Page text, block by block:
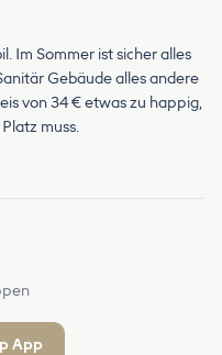
Im Sommer ist sicher alles
Gebäude alles andere
von 34 € etwas zu happig,
muss.
App